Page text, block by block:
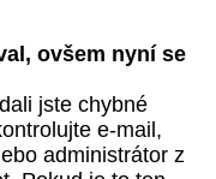
ovšem nyní se
jste chybné
e-mail,
administrátor z